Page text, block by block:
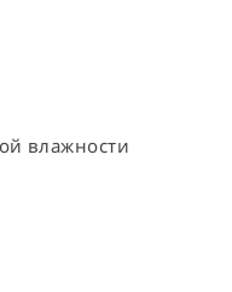
влажности